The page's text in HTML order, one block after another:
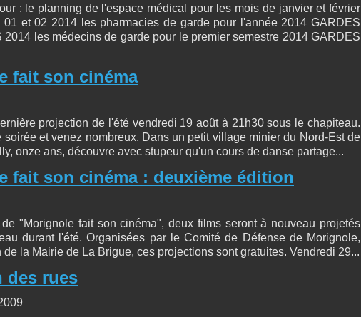
: le planning de l'espace médical pour les mois de janvier et février
01 et 02 2014 les pharmacies de garde pour l'année 2014 GARDES
2014 les médecins de garde pour le premier semestre 2014 GARDES
fait son cinéma
projection de l'été vendredi 19 août à 21h30 sous le chapiteau.
soirée et venez nombreux. Dans un petit village minier du Nord-Est de
onze ans, découvre avec stupeur qu'un cours de danse partage...
fait son cinéma : deuxième édition
"Morignole fait son cinéma", deux films seront à nouveau projetés
durant l'été. Organisées par le Comité de Défense de Morignole,
la Mairie de La Brigue, ces projections sont gratuites. Vendredi 29...
des rues